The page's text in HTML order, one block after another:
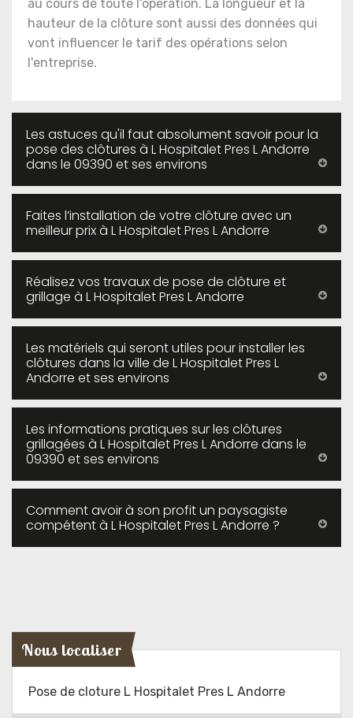
au cours de toute l'opération. La longueur et la
hauteur de la clôture sont aussi des données qui
vont influencer le tarif des opérations selon
l'entreprise.
Les astuces qu'il faut absolument savoir pour la
pose des clôtures à L Hospitalet Pres L Andorre
dans le 09390 et ses environs
Faites l’installation de votre clôture avec un
meilleur prix à L Hospitalet Pres L Andorre
Réalisez vos travaux de pose de clôture et
grillage à L Hospitalet Pres L Andorre
Les matériels qui seront utiles pour installer les
clôtures dans la ville de L Hospitalet Pres L
Andorre et ses environs
Les informations pratiques sur les clôtures
grillagées à L Hospitalet Pres L Andorre dans le
09390 et ses environs
Comment avoir à son profit un paysagiste
compétent à L Hospitalet Pres L Andorre ?
Nous localiser
Pose de cloture L Hospitalet Pres L Andorre